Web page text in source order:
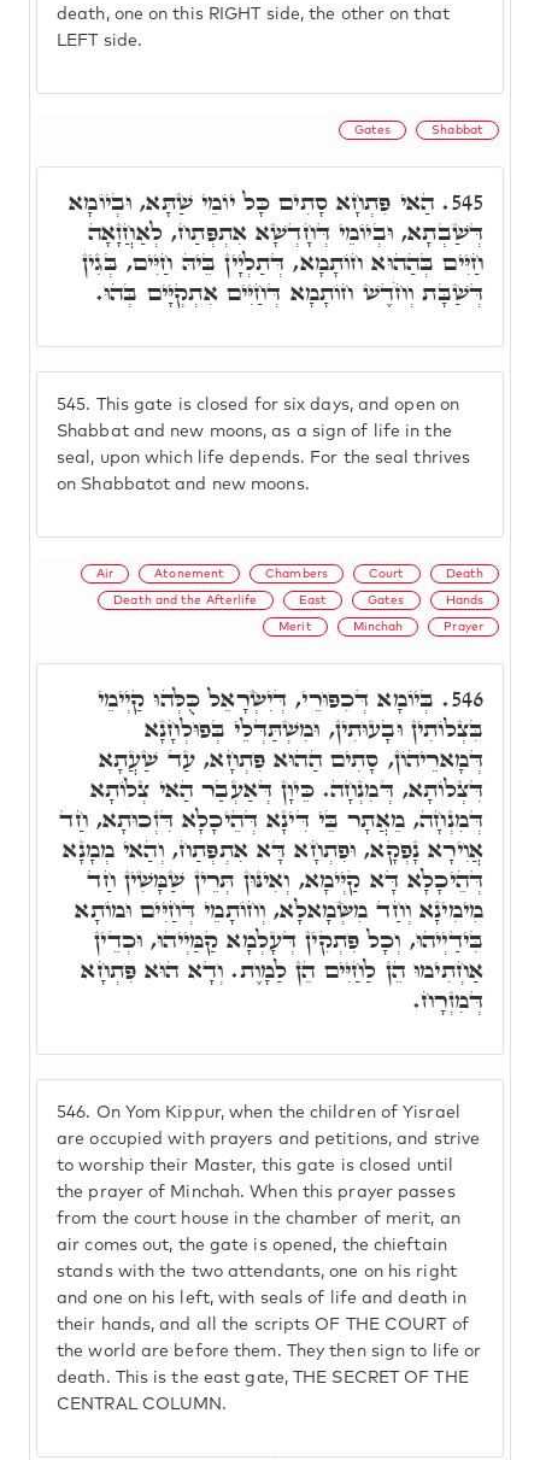
death, one on this RIGHT side, the other on that
LEFT side.
Gates Shabbat
545.
This gate is closed for six days, and open on
Shabbat and new moons, as a sign of life in the
seal, upon which life depends. For the seal thrives
on Shabbatot and new moons.
545. הַאי פִּתְחָא סָתִים כָּל יוֹמֵי שַׁתָּא, וּבְיוֹמָא
דְּשַׁבְתָא, וּבְיוֹמֵי דְּחָדְשָׁא אִתְפְּתַח, לְאַחֲזָאָה
חַיִּים בְּהַהוּא חוֹתָמָא, דְּתַלְיָין בֵּיהּ חַיִּים, בְּגִין
דְּשַׁבָּת וְחֹדֶשׁ חוֹתָמָא דְּחַיִּים אִתְקְיָּים בְּהוּ.
Air Atonement Chambers Court Death
Death and the Afterlife East Gates Hands
Merit Minchah Prayer
546. On Yom Kippur, when the children of Yisrael
are occupied with prayers and petitions, and strive
to worship their Master, this gate is closed until
the prayer of Minchah. When this prayer passes
from the court house in the chamber of merit, an
air comes out, the gate is opened, the chieftain
stands with the two attendants, one on his right
and one on his left, with seals of life and death in
their hands, and all the scripts OF THE COURT of
the world are before them. They then sign to life or
death. This is the east gate, THE SECRET OF THE
CENTRAL COLUMN.
546. בְּיוֹמָא דְּכִפּוּרֵי, דְּיִשְׂרָאֵל כֻּלְּהוּ קַיְימֵי
בִּצְלוֹתִין וּבָעוּתִין, וּמִשְׁתַּדְּלֵי בְּפוּלְחָנָא
דְּמָארֵיהוֹן, סָתִים הַהוּא פִּתְחָא, עַד שַׁעֲתָא
דִּצְלוֹתָא, דְּמִנְחָה. כֵּיוָן דְּאַעְבַר הַאי צְלוֹתָא
דְּמִנְחָה, מֵאֲתָר בֵּי דִּינָא דְּהֵיכָלָא דִּזְכוּתָא, חַד
אֲוִירָא נָפְקָא, וּפִתְחָא דָּא אִתְפְּתַח, וְהַאי מְמָנָא
דְּהֵיכָלָא דָּא קַיְּימָא, וְאִינּוּן תְּרֵין שַׁמָּשִׁין חַד
מִימִינָא וְחַד מִשְּׂמָאלָא, וְחוֹתָמֵי דְּחַיִּים וּמוֹתָא
בִּידַיְיהוּ, וְכָל פִּתְקִין דְּעָלְמָא קַמַּיְיהוּ, וּכְדֵין
אַחְתִימוּ הֵן לַחַיִּים הֵן לַמָוֶת. וְדָא הוּא פִּתְחָא
דְּמִזְרָח.